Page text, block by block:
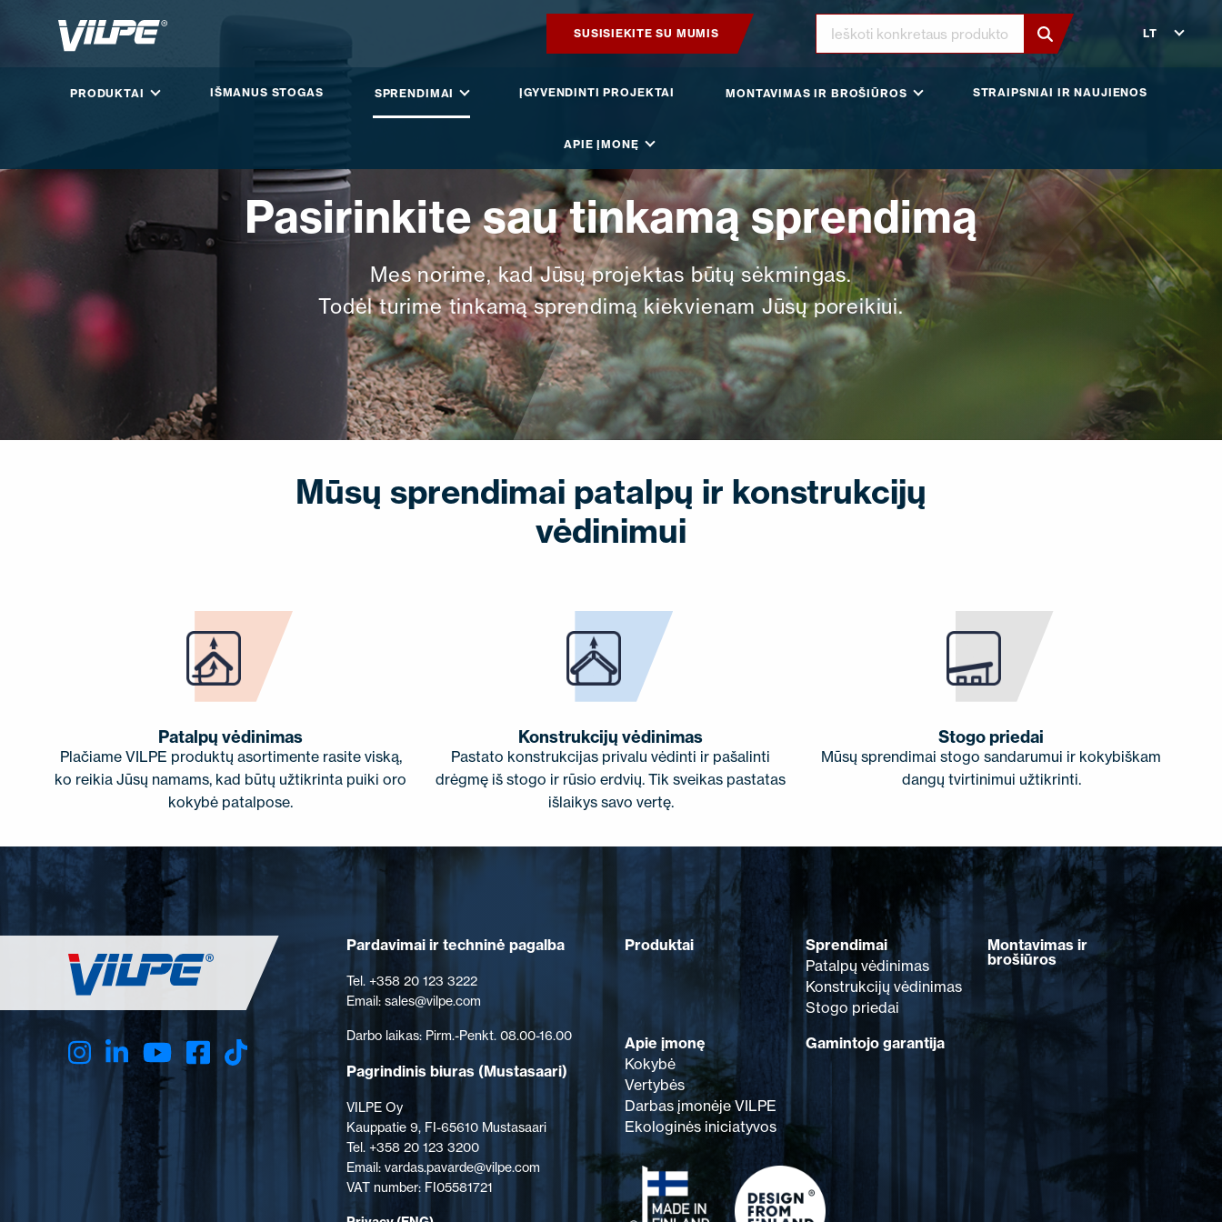
SUSISIEKITE SU MUMIS LT
PRODUKTAI IŠMANUS STOGAS SPRENDIMAI ĮGYVENDINTI PROJEKTAI MONTAVIMAS IR BROŠIŪROS STRAIPSNIAI IR NAUJIENOS
APIE ĮMONĘ
SPRENDIMAI
ĮGYVENDINTI PROJEKTAI
MONTAVIMAS IR BROŠIŪROS
STRAIPSNIAI IR NAUJIENOS
APIE ĮMONĘ
SUSISIEKITE SU MUMIS
Pasirinkite sau tinkamą sprendimą
Mes norime, kad Jūsų projektas būtų sėkmingas.
Todėl turime tinkamą sprendimą kiekvienam Jūsų poreikiui.
Mūsų sprendimai patalpų ir konstrukcijų
vėdinimui
Patalpų vėdinimas
Plačiame VILPE produktų asortimente rasite viską,
ko reikia Jūsų namams, kad būtų užtikrinta puiki oro
kokybė patalpose.
Konstrukcijų vėdinimas
Pastato konstrukcijas privalu vėdinti ir pašalinti
drėgmę iš stogo ir rūsio erdvių. Tik sveikas pastatas
išlaikys savo vertę.
Stogo priedai
Mūsų sprendimai stogo sandarumui ir kokybiškam
dangų tvirtinimui užtikrinti.
Pardavimai ir techninė pagalba
Tel. +358 20 123 3222
Email: sales@vilpe.com
Darbo laikas: Pirm.-Penkt. 08.00-16.00
Pagrindinis biuras(Mustasaari)
VILPE Oy
Kauppatie 9, FI-65610 Mustasaari
Tel. +358 20 123 3200
Email: vardas.pavarde@vilpe.com
VAT number: FI05581721
Produktai
Sprendimai
Patalpų vėdinimas
Konstrukcijų vėdinimas
Stogo priedai
Montavimas ir
brošiūros
Apie įmonę
Kokybė
Vertybės
Darbas įmonėje VILPE
Ekologinės iniciatyvos
Gamintojo garantija